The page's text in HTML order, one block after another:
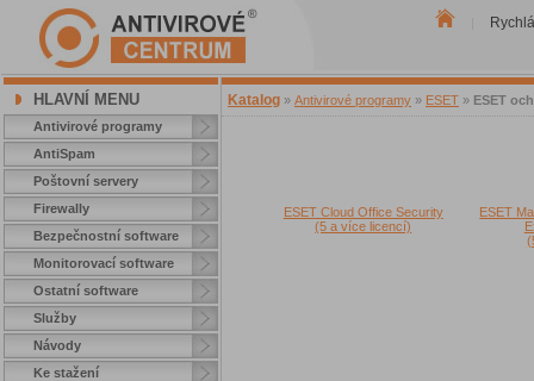
HLAVNÍ MENU
Antivirové programy
AntiSpam
Poštovní servery
Firewally
Bezpečnostní software
Monitorovací software
Ostatní software
Služby
Návody
Ke stažení
Katalog » Antivirové programy » ESET » ESET
ESET Cloud Office Security
(5 a více licencí)
ESET